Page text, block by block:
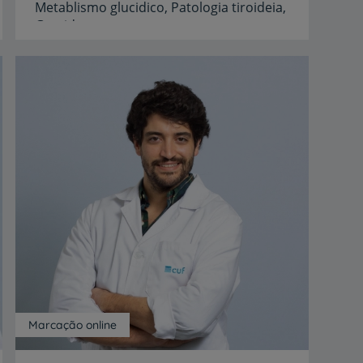
Metablismo glucidico, Patologia tiroideia,
Gravidez
Marcação online